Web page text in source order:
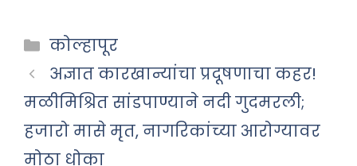
Categories
कोल्हापूर
अज्ञात कारखान्यांचा प्रदूषणाचा कहर!
मळीमिश्रित सांडपाण्याने नदी गुदमरली;
हजारो मासे मृत, नागरिकांच्या आरोग्यावर
मोठा धोका